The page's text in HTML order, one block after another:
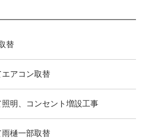
替
エアコン取替
照明、コンセント増設工事
雨樋一部取替